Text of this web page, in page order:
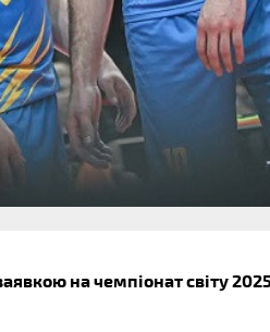
на чемпіонат світу